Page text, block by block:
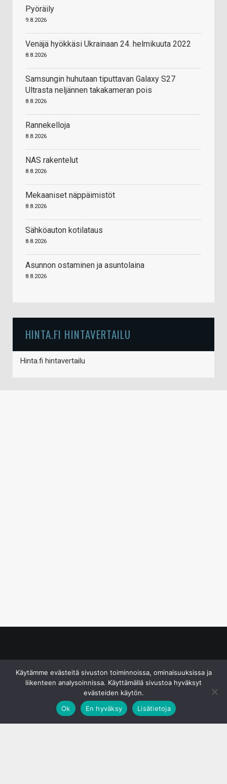
Pyöräily
9.8.2026
Venäjä hyökkäsi Ukrainaan 24. helmikuuta 2022
8.8.2026
Samsungin huhutaan tiputtavan Galaxy S27
Ultrasta neljännen takakameran pois
8.8.2026
Rannekelloja
8.8.2026
NAS rakentelut
8.8.2026
Mekaaniset näppäimistöt
8.8.2026
Sähköauton kotilataus
8.8.2026
Asunnon ostaminen ja asuntolaina
8.8.2026
HINTA.FI HINTAVERTAILU
Hinta.fi hintavertailu
Käytämme evästeitä sivuston toiminnoissa, ominaisuuksissa ja
liikenteen analysoinnissa. Käyttämällä sivustoa hyväksyt
evästeiden käytön.
Ok
En hyväksy Lisätietoja